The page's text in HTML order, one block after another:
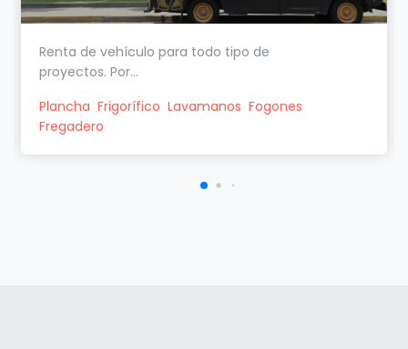
Renta de vehículo para todo tipo de
proyectos. Por...
Plancha Frigorífico Lavamanos Fogones
Fregadero